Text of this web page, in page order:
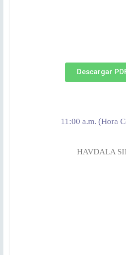
Descargar
11:00 a.m. (Hora
HAVDALA